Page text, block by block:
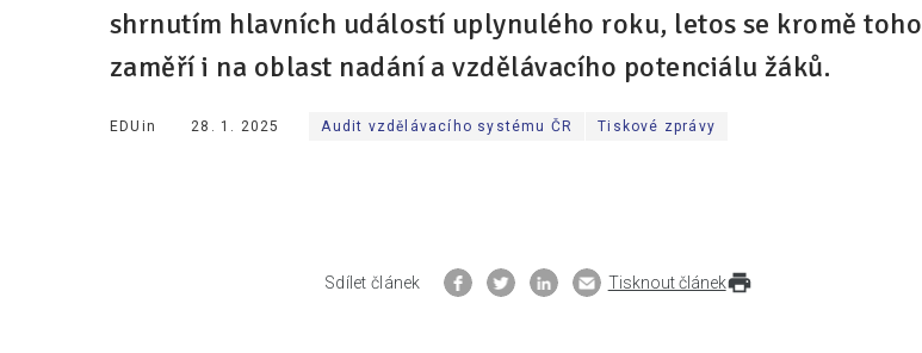
shrnutím hlavních událostí uplynulého roku, letos se kromě toho
zaměří i na oblast nadání a vzdělávacího potenciálu žáků.
EDUin 28. 1. 2025 Audit vzdělávacího systému ČR Tiskové zprávy
Sdílet článek Tisknout článek